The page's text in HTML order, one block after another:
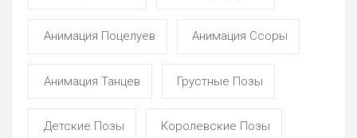
Анимация Поцелуев Анимация Ссоры
Анимация Танцев Грустные Позы
Детские Позы Королевские Позы